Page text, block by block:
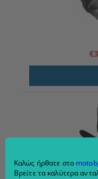
Καλώς ήρθατε στο
Βρείτε τα καλύτερα